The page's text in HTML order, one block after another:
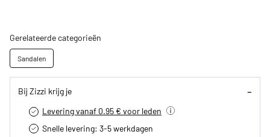
Gerelateerde categorieën
Sandalen
Bij Zizzi krijg je
Levering vanaf 0.95 € voor leden
Snelle levering: 3-5 werkdagen